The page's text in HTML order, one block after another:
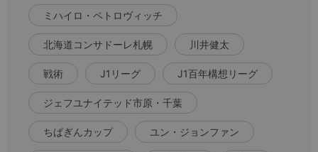
ミハイロ・ペトロヴィッチ
北海道コンサドーレ札幌 川井健太
戦術 J1リーグ J1百年構想リーグ
ジェフユナイテッド市原・千葉
ちばぎんカップ ユン・ジョンファン